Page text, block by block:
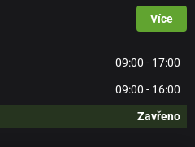
Více
09:00 - 17:00
09:00 - 16:00
Zavřeno